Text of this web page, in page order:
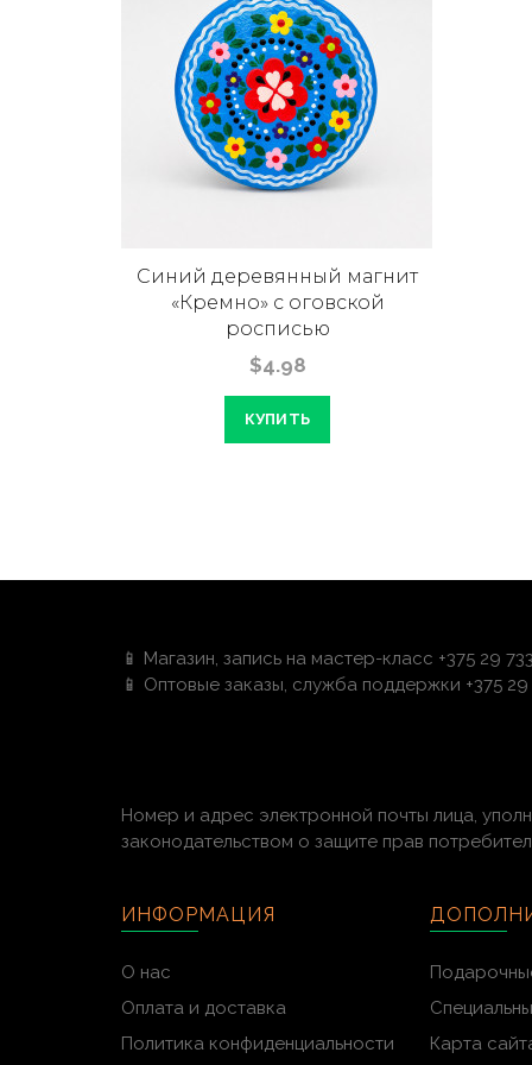
Синий деревянный магнит
«Кремно» с оговской
росписью
$4.98
КУПИТЬ
📱 Магазин, запись на мастер-класс +375 29
📱 Оптовые заказы, служба поддержки +375 29
Номер и адрес электронной почты лица,
законодательством о защите прав
ИНФОРМАЦИЯ
О нас
Оплата и доставка
Политика конфиденциальности
Карта